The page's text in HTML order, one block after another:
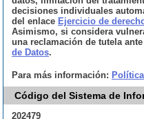
decisiones individuales
del enlace Ejercicio de
Asimismo, si considera
una reclamación de tutela
de Datos.
Para más información:
Código del Sistema de
202479